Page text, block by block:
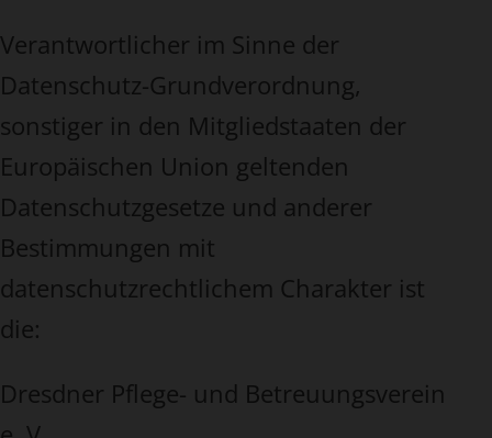
Verantwortlicher im Sinne der
Datenschutz-Grundverordnung,
sonstiger in den Mitgliedstaaten der
Europäischen Union geltenden
Datenschutzgesetze und anderer
Bestimmungen mit
datenschutzrechtlichem Charakter ist
die:
Dresdner Pflege- und Betreuungsverein